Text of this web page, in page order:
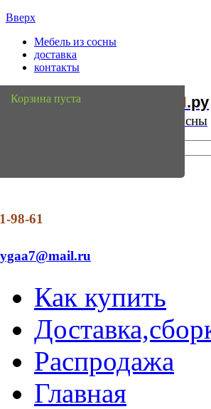
Вверх
Мебель из сосны
доставка
контакты
Мебель Сосны.ру
Интернет магазин мебели из сосны
98-61
Как купить
Распродажа
Главная
Корзина пуста